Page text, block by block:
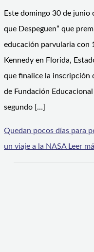
Este domingo 30 de junio
que Despeguen” que
educación parvularia con
Kennedy en Florida,
que finalice la inscripción
de Fundación
segundo […]
Quedan pocos días para
un viaje a la NASALeer